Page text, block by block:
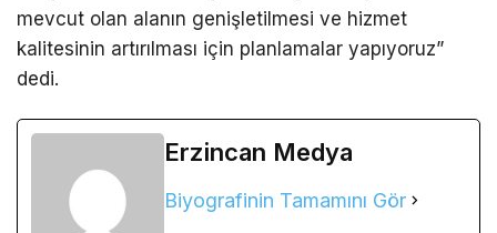
mevcut olan alanın genişletilmesi ve hizmet
kalitesinin artırılması için planlamalar yapıyoruz”
dedi.
Erzincan Medya
Biyografinin Tamamını Gör